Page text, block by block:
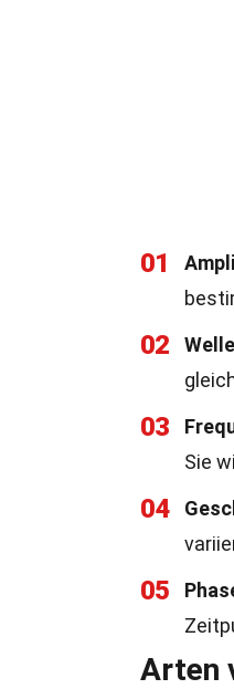
01
02
03
Sie
04
05
Arten